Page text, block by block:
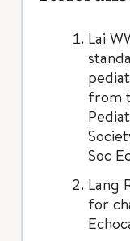
Lai
from
Soc
Lang
for